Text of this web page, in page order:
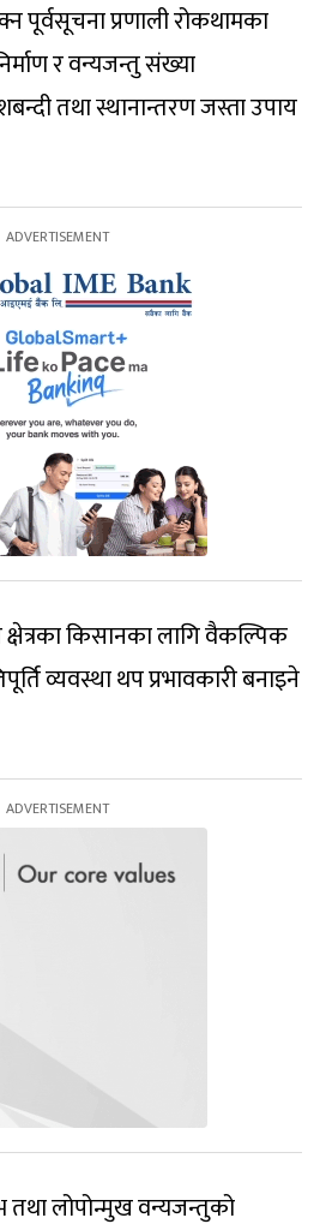
पूर्वसूचना प्रणाली रोकथामका
र वन्यजन्तु संख्या
तथा स्थानान्तरण जस्ता उपाय
क्षेत्रका किसानका लागि वैकल्पिक
व्यवस्था थप प्रभावकारी बनाइने
लोपोन्मुख वन्यजन्तुको